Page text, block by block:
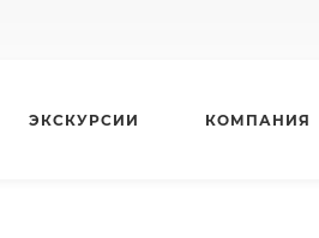
ЭКСКУРСИИ КОМПАНИЯ